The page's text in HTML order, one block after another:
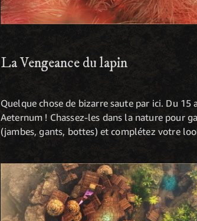
La Vengeance du lapin
Quelque chose de bizarre saute par ici. Du
Aeternum ! Chassez-les dans la nature pour
(jambes, gants, bottes) et complétez votre